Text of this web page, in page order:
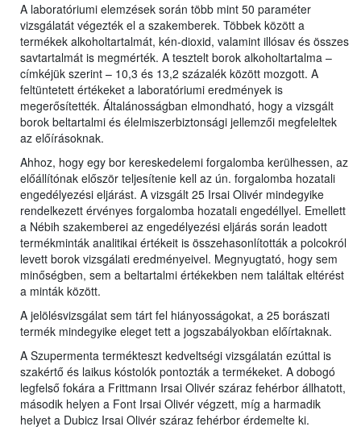
A laboratóriumi elemzések során több mint 50 paraméter
vizsgálatát végezték el a szakemberek. Többek között a
termékek alkoholtartalmát, kén-dioxid, valamint illósav és összes
savtartalmát is megmérték. A tesztelt borok alkoholtartalma –
címkéjük szerint – 10,3 és 13,2 százalék között mozgott. A
feltüntetett értékeket a laboratóriumi eredmények is
megerősítették. Általánosságban elmondható, hogy a vizsgált
borok beltartalmi és élelmiszerbiztonsági jellemzői megfeleltek
az előírásoknak.
Ahhoz, hogy egy bor kereskedelemi forgalomba kerülhessen, az
előállítónak először teljesítenie kell az ún. forgalomba hozatali
engedélyezési eljárást. A vizsgált 25 Irsai Olivér mindegyike
rendelkezett érvényes forgalomba hozatali engedéllyel. Emellett
a Nébih szakemberei az engedélyezési eljárás során leadott
termékminták analitikai értékeit is összehasonlították a polcokról
levett borok vizsgálati eredményeivel. Megnyugtató, hogy sem
minőségben, sem a beltartalmi értékekben nem találtak eltérést
a minták között.
A jelölésvizsgálat sem tárt fel hiányosságokat, a 25 borászati
termék mindegyike eleget tett a jogszabályokban előírtaknak.
A Szupermenta termékteszt kedveltségi vizsgálatán ezúttal is
szakértő és laikus kóstolók pontozták a termékeket. A dobogó
legfelső fokára a Frittmann Irsai Olivér száraz fehérbor állhatott,
második helyen a Font Irsai Olivér végzett, míg a harmadik
helyet a Dubicz Irsai Olivér száraz fehérbor érdemelte ki.